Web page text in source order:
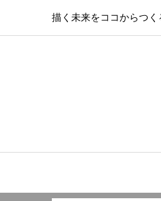
描く未来をココからつく